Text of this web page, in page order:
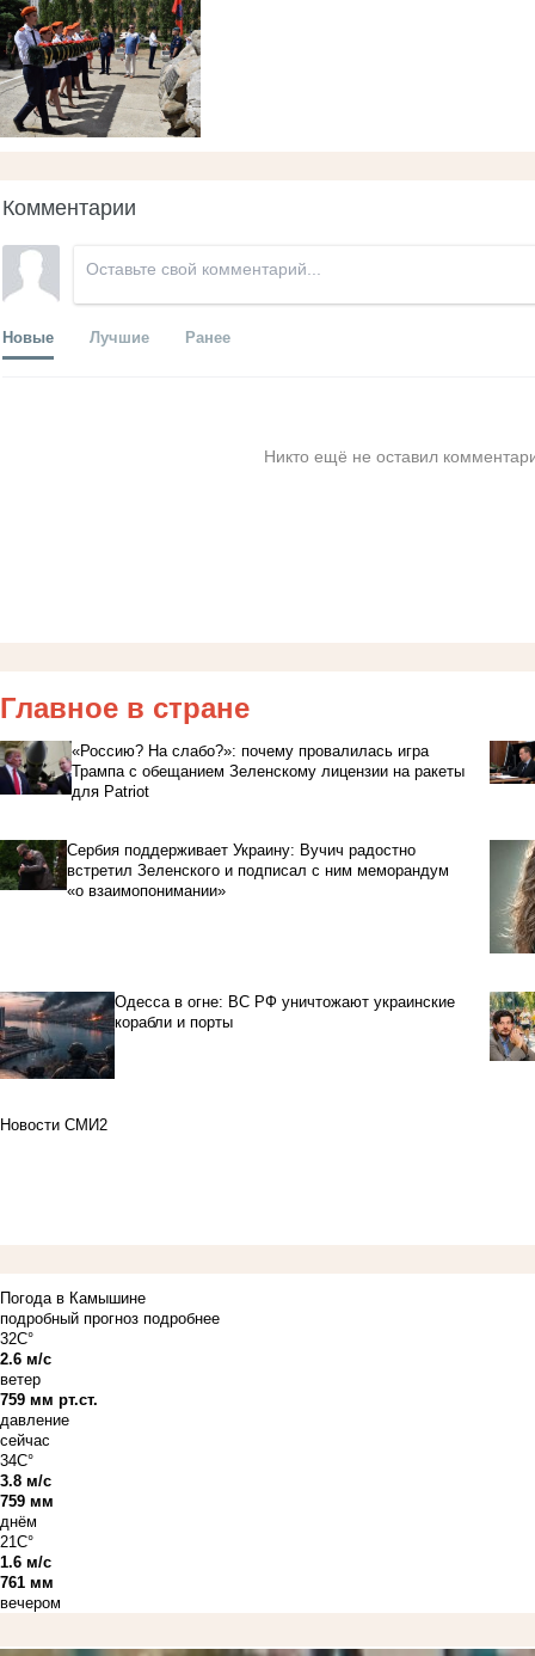
Комментарии
Новые Лучшие Ранее
Никто ещё не оставил
Главное в стране
«Россию? На слабо?»: почему провалилась игра
Трампа с обещанием Зеленскому лицензии на ракеты
для Patriot
Сербия поддерживает Украину: Вучич радостно
встретил Зеленского и подписал с ним меморандум
«о взаимопонимании»
Одесса в огне: ВС РФ уничтожают украинские
корабли и порты
Новости СМИ2
Погода в Камышине
подробный прогноз подробнее
32C°
2.6 м/с
ветер
759 мм рт.ст.
давление
сейчас
34C°
3.8 м/с
759 мм
днём
21C°
1.6 м/с
761 мм
вечером